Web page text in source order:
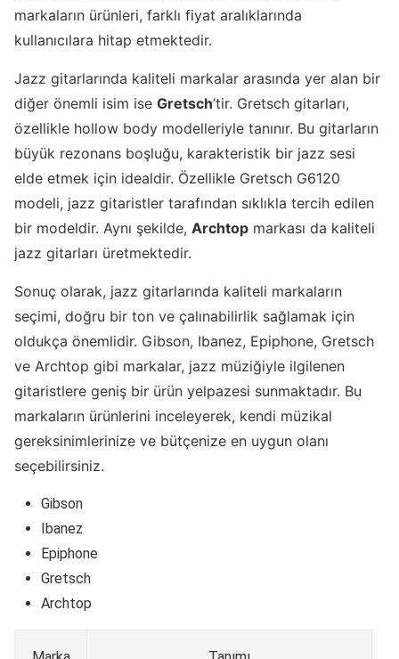
markaların ürünleri, farklı fiyat aralıklarında
kullanıcılara hitap etmektedir.
Jazz gitarlarında kaliteli markalar arasında yer alan bir
diğer önemli isim ise Gretsch’tir. Gretsch gitarları,
özellikle hollow body modelleriyle tanınır. Bu gitarların
büyük rezonans boşluğu, karakteristik bir jazz sesi
elde etmek için idealdir. Özellikle Gretsch G6120
modeli, jazz gitaristler tarafından sıklıkla tercih edilen
bir modeldir. Aynı şekilde, Archtop markası da kaliteli
jazz gitarları üretmektedir.
Sonuç olarak, jazz gitarlarında kaliteli markaların
seçimi, doğru bir ton ve çalınabilirlik sağlamak için
oldukça önemlidir. Gibson, Ibanez, Epiphone, Gretsch
ve Archtop gibi markalar, jazz müziğiyle ilgilenen
gitaristlere geniş bir ürün yelpazesi sunmaktadır. Bu
markaların ürünlerini inceleyerek, kendi müzikal
gereksinimlerinize ve bütçenize en uygun olanı
seçebilirsiniz.
Gibson
Ibanez
Epiphone
Gretsch
Archtop